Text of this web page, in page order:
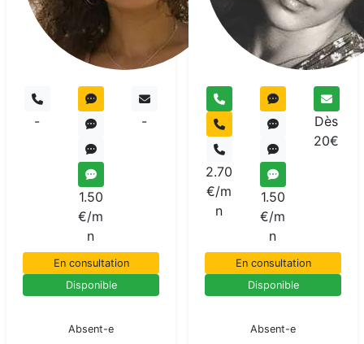
-
1.50
€/m
n
-
En consultation
Disponible
Absent-e
2.70
€/m
n
1.50
€/m
n
Dès
20€
En consultation
Disponible
Absent-e